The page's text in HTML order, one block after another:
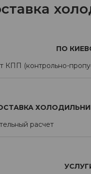
ПО
КПП (контрольно-
расчет